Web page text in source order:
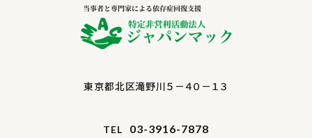
東京都北区滝野川５－４０－１３
TEL 03-3916-7878